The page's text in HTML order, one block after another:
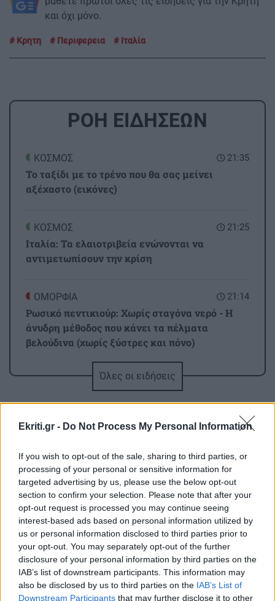
Ekriti.gr - Do Not Process My Personal Information
If you wish to opt-out of the sale, sharing to third parties, or
processing of your personal or sensitive information for
targeted advertising by us, please use the below opt-out
section to confirm your selection. Please note that after your
opt-out request is processed you may continue seeing
interest-based ads based on personal information utilized by
us or personal information disclosed to third parties prior to
your opt-out. You may separately opt-out of the further
disclosure of your personal information by third parties on the
IAB’s list of downstream participants. This information may
also be disclosed by us to third parties on the IAB’s List of
Downstream Participants that may further disclose it to other
και όχι μόνο.
Κρητη Περιφερεια Ιταλία
ΡΟΗ ΕΙΔΗΣΕΩΝ
21:35
ΚΟΣΜΟΣ
Το ταξίδι με το τρένο που θα σας μείνει
αξέχαστο (εικόνες)
21:25
ΚΟΣΜΟΣ
Ιταλία: Τα ελαιοτριβεία ενώνονται να
αντιμετωπίσουν την κρίση
21:14
ΟΜΟΡΦΙΑ
Ρωσικό πεντικιούρ: Χωρίς σταγόνα νερό - Η
άνυδρη μέθοδος που κάνει τα πέλματα
βελούδινα (χωρίς ξύστρες και πόνο)
GOSSIP - LIFESTYLE
ΠΟΛΙΤΙΣΜΟΣ
Ιστορική πρωτιά στην Επίδαυρο: Οι «Τρωάδες»
προσβάσιμες σε άτομα με αισθητηριακές
αναπηρίες
20:48
ΚΡΗΤΗ
3,3 εκατ. ευρώ για το στεγαστικό επίδομα σε
περισσότερους από 1.600 φοιτητές του
Πανεπιστημίου Κρήτης
Όλες οι ειδήσεις
ΠΕΡΙΣΣΟΤΕΡΑ
ΚΟΣΜΟΣ
Το ταξίδι με το τρένο που θα σας